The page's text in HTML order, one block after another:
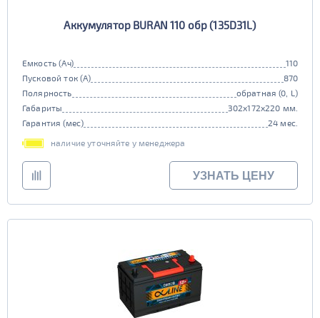
Аккумулятор BURAN 110 обр (135D31L)
Емкость (Ач)
110
Пусковой ток (А)
870
Полярность
обратная (0, L)
Габариты
302x172x220 мм.
Гарантия (мес)
24 мес.
наличие уточняйте у менеджера
УЗНАТЬ ЦЕНУ